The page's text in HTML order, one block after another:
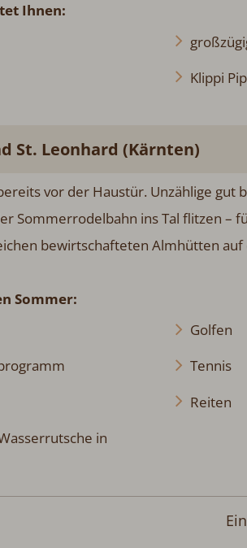
Ihnen:
Klippi
St. Leonhard (Kärnten)
vor der Haustür. Unzählige gut
Sommerrodelbahn ins Tal flitzen –
bewirtschafteten Almhütten auf
Sommer:
in
Golfen
Tennis
Reiten